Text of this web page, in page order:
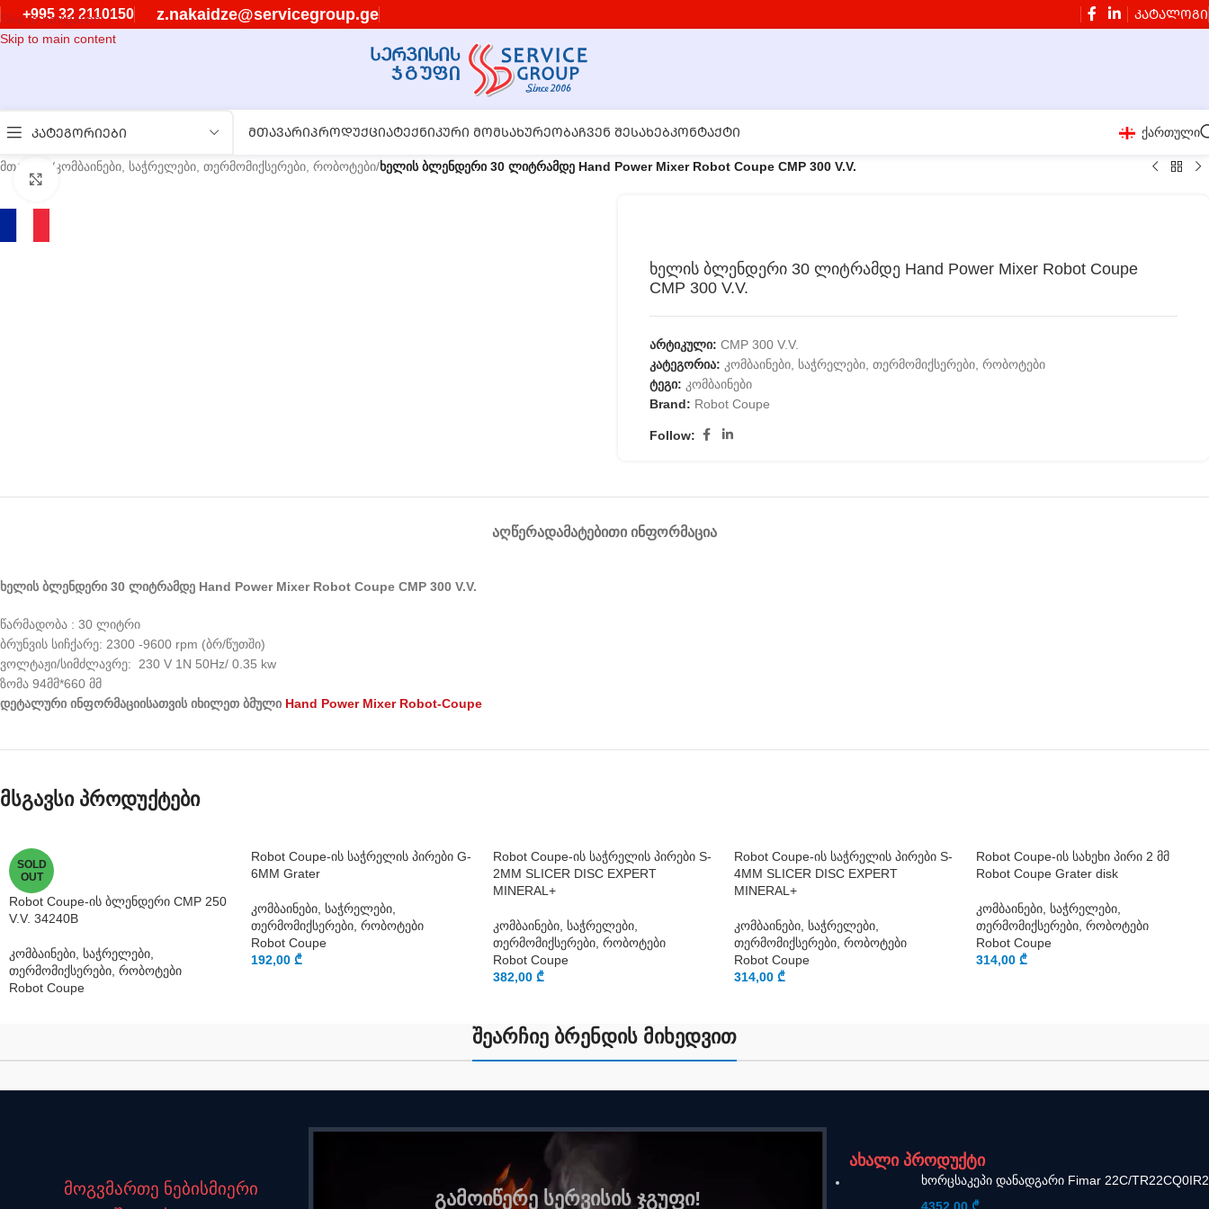
Skip to navigation
Skip to main content
+995 32 2110150 z.nakaidze@servicegroup.ge ᲙᲐᲢᲐᲚᲝᲒᲘ
ᲙᲐᲢᲔᲒᲝᲠᲘᲔᲑᲘ ᲛᲗᲐᲕᲐᲠᲘᲞᲠᲝᲓᲣᲥᲪᲘᲐᲢᲔᲥᲜᲘᲙᲣᲠᲘ ᲛᲝᲛᲡᲐᲮᲣᲠᲔᲝᲑᲐᲩᲕᲔᲜ ᲨᲔᲡᲐᲮᲔᲑᲙᲝᲜᲢᲐᲥᲢᲘ ქართული
მთავარი /კომბაინები, საჭრელები, თერმომიქსერები, რობოტები/ხელის ბლენდერი 30 ლიტრამდე Hand Power Mixer Robot Coupe CMP 300 V.V.
გასადიდებლად დააწკაპუნეთ
ხელის ბლენდერი 30 ლიტრამდე Hand Power Mixer Robot Coupe
CMP 300 V.V.
არტიკული: CMP 300 V.V.
კატეგორია: კომბაინები, საჭრელები, თერმომიქსერები, რობოტები
ტეგი: კომბაინები
Brand: Robot Coupe
Follow:
ᲐᲦᲬᲔᲠᲐᲓᲐᲛᲐᲢᲔᲑᲘᲗᲘ ᲘᲜᲤᲝᲠᲛᲐᲪᲘᲐ
ხელის ბლენდერი 30 ლიტრამდე Hand Power Mixer Robot Coupe CMP 300 V.V.
წარმადობა : 30 ლიტრი
ბრუნვის სიჩქარე: 2300 -9600 rpm (ბრ/წუთში)
ვოლტაჟი/სიმძლავრე: 230 V 1N 50Hz/ 0.35 kw
ზომა 94მმ*660 მმ
დეტალური ინფორმაციისათვის იხილეთ ბმული Hand Power Mixer Robot-Coupe
მსგავსი პროდუქტები
SOLD
OUT
Robot Coupe-ის ბლენდერი CMP 250
V.V. 34240B
კომბაინები, საჭრელები,
თერმომიქსერები, რობოტები
Robot Coupe
Robot Coupe-ის საჭრელის პირები G-
6MM Grater
კომბაინები, საჭრელები,
თერმომიქსერები, რობოტები
Robot Coupe
192,00 ₾
Robot Coupe-ის საჭრელის პირები S-
2MM SLICER DISC EXPERT
MINERAL+
კომბაინები, საჭრელები,
თერმომიქსერები, რობოტები
Robot Coupe
382,00 ₾
Robot Coupe-ის საჭრელის პირები S-
4MM SLICER DISC EXPERT
MINERAL+
კომბაინები, საჭრელები,
თერმომიქსერები, რობოტები
Robot Coupe
314,00₾
Robot Coupe-ის სახეხი პირი 2 მმ
Robot Coupe Grater disk
კომბაინები, საჭრელები,
თერმომიქსერები, რობოტები
Robot Coupe
314,00₾
შეარჩიე ბრენდის მიხედვით
მოგვმართე ნებისმიერი
გამოიწერე სერვისის ჯგუფი!
ახალი პროდუქტი
ხორცსაკეპი დანადგარი Fimar 22C/